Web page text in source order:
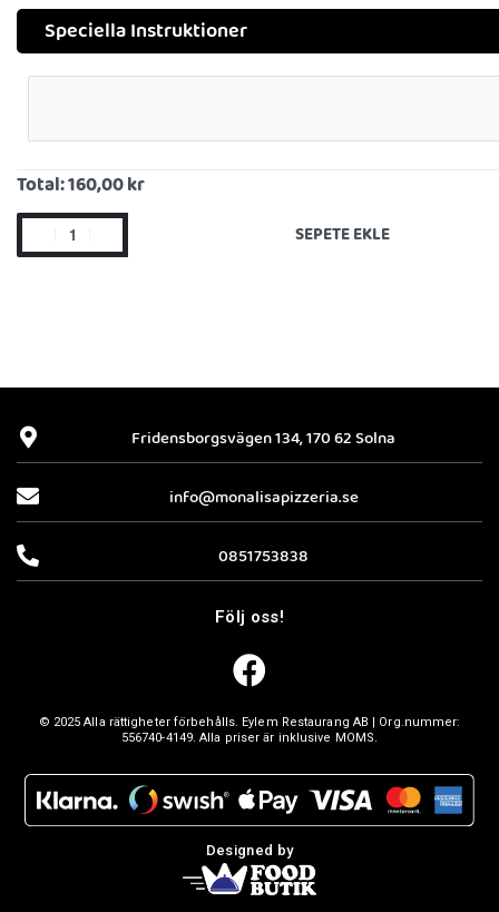
Speciella Instruktioner
Total:160,00 kr
SEPETE EKLE
Fridensborgsvägen 134, 170 62 Solna
info@monalisapizzeria.se
0851753838
Följ oss!
© 2025 Alla rättigheter förbehålls. Eylem Restaurang AB | Org.nummer:
556740-4149. Alla priser är inklusive MOMS.
Designed by